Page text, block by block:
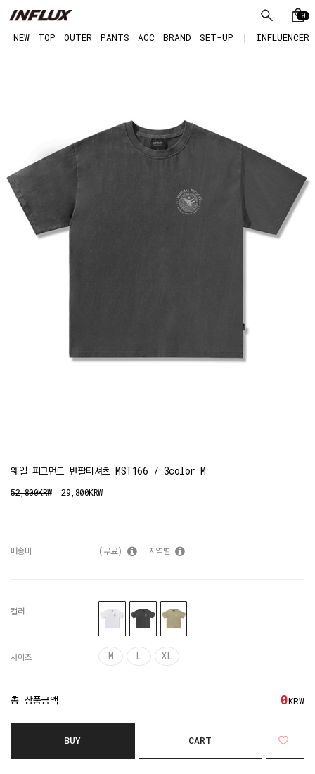
0
NEW TOP OUTER PANTS ACC BRAND SET-UP | INFLUENCER
웨일 피그먼트 반팔티셔츠 MST166 / 3color M
52,800KRW 29,800KRW
배송비 (무료) 지역별
컬러
사이즈 M L XL
총 상품금액 0KRW
BUY CART